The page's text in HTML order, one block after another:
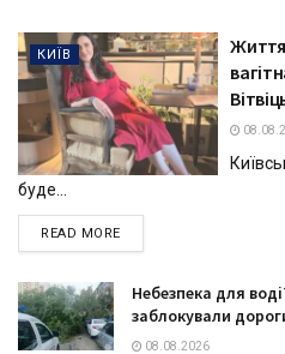
КИЇВ
Життя
буде...
READ MOREDETAILS
Небезпека для
заблокували
08.08.2026